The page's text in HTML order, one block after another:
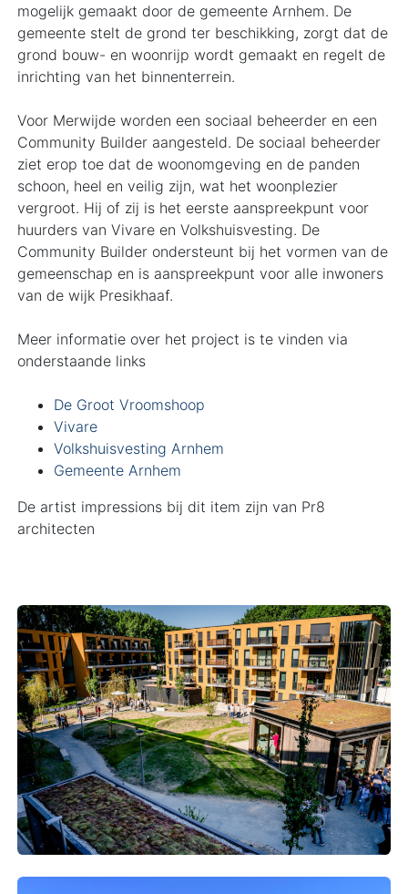
mogelijk gemaakt door de gemeente Arnhem. De
gemeente stelt de grond ter beschikking, zorgt dat de
grond bouw- en woonrijp wordt gemaakt en regelt de
inrichting van het binnenterrein.
Voor Merwijde worden een sociaal beheerder en een
Community Builder aangesteld. De sociaal beheerder
ziet erop toe dat de woonomgeving en de panden
schoon, heel en veilig zijn, wat het woonplezier
vergroot. Hij of zij is het eerste aanspreekpunt voor
huurders van Vivare en Volkshuisvesting. De
Community Builder ondersteunt bij het vormen van de
gemeenschap en is aanspreekpunt voor alle inwoners
van de wijk Presikhaaf.
Meer informatie over het project is te vinden via
onderstaande links
De Groot Vroomshoop
Vivare
Volkshuisvesting Arnhem
Gemeente Arnhem
De artist impressions bij dit item zijn van Pr8
architecten